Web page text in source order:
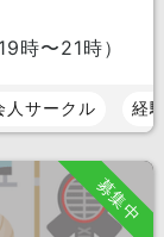
時〜21時）
人サークル 経
募集中